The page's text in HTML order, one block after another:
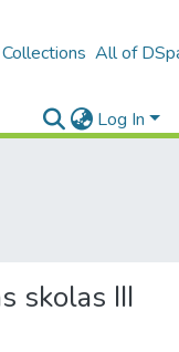
All of
Log In
skolas III